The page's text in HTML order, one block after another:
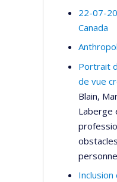
22-07-
Canada
Portrait
de vue
Blain,
Laberge